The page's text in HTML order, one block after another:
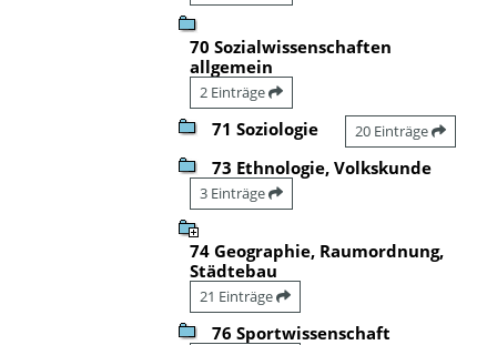
70 Sozialwissenschaften
allgemein
2 Einträge
71 Soziologie 20 Einträge
73 Ethnologie, Volkskunde
3 Einträge
74 Geographie, Raumordnung,
Städtebau
21 Einträge
76 Sportwissenschaft